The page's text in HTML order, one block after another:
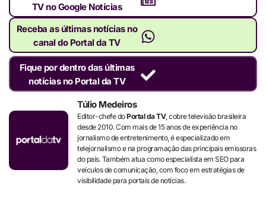
TV no Google Notícias
Receba as últimas notícias no
canal do Portal da TV
Fique por dentro das últimas
notícias no Portal da TV
Túlio Medeiros
Editor-chefe doPortal da TV, cobre televisão brasileira
desde 2010. Com mais de 15 anos de experiência no
jornalismo de entretenimento, é especializado em
telejornalismo e na programação das principais emissoras
do país. Também atua como especialista em SEO para
veículos de comunicação, com foco em estratégias de
visibilidade para portais de notícias.